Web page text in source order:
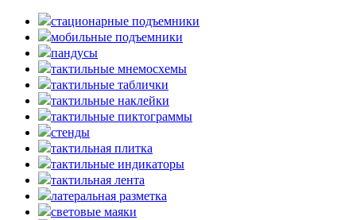
стационарные подъемники
мобильные подъемники
пандусы
тактильные мнемосхемы
тактильные таблички
тактильные наклейки
тактильные пиктограммы
стенды
тактильная плитка
тактильные индикаторы
тактильная лента
латеральная разметка
световые маяки